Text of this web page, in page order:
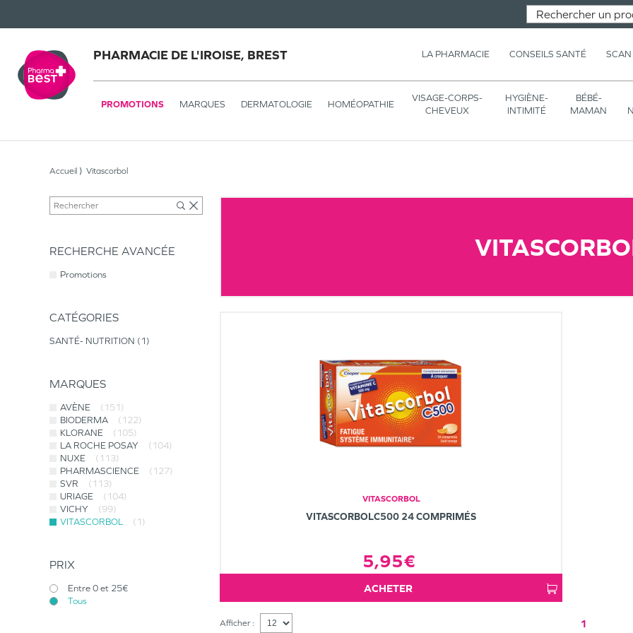
PHARMACIE DE L'IROISE, BREST LA PHARMACIE CONSEILS SANTÉ SCAN
PROMOTIONS MARQUES DERMATOLOGIE HOMÉOPATHIE
VISAGE-CORPS-
CHEVEUX
HYGIÈNE-
INTIMITÉ
BÉBÉ-
MAMAN
Accueil Vitascorbol
RECHERCHE AVANCÉE
Promotions
CATÉGORIES
SANTÉ- NUTRITION 1
MARQUES
AVÈNE
(151)
BIODERMA
(122)
KLORANE
(105)
LA ROCHE POSAY
(104)
NUXE
(113)
PHARMASCIENCE
(127)
SVR
(113)
URIAGE
(104)
VICHY
(99)
VITASCORBOL
(1)
PRIX
Entre 0 et 25€
Tous
VITASCORBOL
VITASCORBOLC500 24 COMPRIMÉS
5,95€
ACHETER
Afficher : 1